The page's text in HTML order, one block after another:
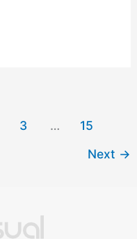
3 …
15
Next →